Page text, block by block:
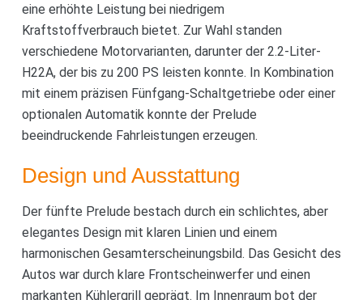
eine erhöhte Leistung bei niedrigem
Kraftstoffverbrauch bietet. Zur Wahl standen
verschiedene Motorvarianten, darunter der 2.2-Liter-
H22A, der bis zu 200 PS leisten konnte. In Kombination
mit einem präzisen Fünfgang-Schaltgetriebe oder einer
optionalen Automatik konnte der Prelude
beeindruckende Fahrleistungen erzeugen.
Design und Ausstattung
Der fünfte Prelude bestach durch ein schlichtes, aber
elegantes Design mit klaren Linien und einem
harmonischen Gesamterscheinungsbild. Das Gesicht des
Autos war durch klare Frontscheinwerfer und einen
markanten Kühlergrill geprägt. Im Innenraum bot der